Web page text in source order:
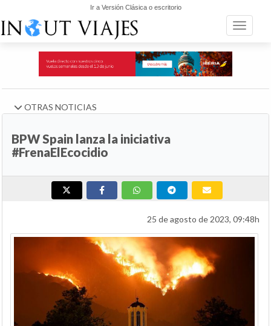
Ir a Versión Clásica o escritorio
Toggle
OTRAS NOTICIAS
BPW Spain lanza la iniciativa
#FrenaElEcocidio
25 de agosto de 2023, 09:48h